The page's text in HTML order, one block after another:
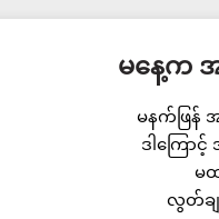
မနေ့က
မနက်ဖြန်
ဒါကြေ
မ
လွတ်ခ